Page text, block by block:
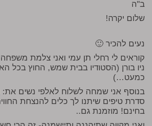
ב"ה
שלום יקרה!
נעים להכיר 🙂
קוראים לי רחלי תן עמי ואני צלמת
ניו בורן (הסטודיו בבית שמש, החוץ בכל
כמעט…)
בנוסף אני שמחה לשלוח לאלפי נשים את:
סדרת טיפים שיתנו לך כלים להנצחת
בחינם! מוזמנת גם..